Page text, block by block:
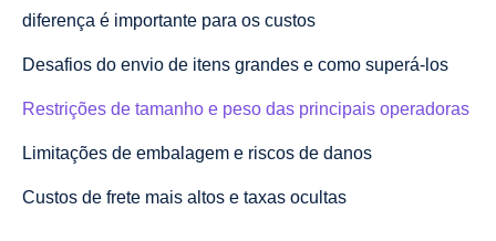
diferença é importante para os custos
Desafios do envio de itens grandes e como superá-los
Restrições de tamanho e peso das principais operadoras
Limitações de embalagem e riscos de danos
Custos de frete mais altos e taxas ocultas